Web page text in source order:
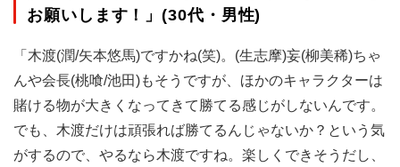
お願いします！」(30代・男性)
「木渡(潤/矢本悠馬)ですかね(笑)。(生志摩)妄(柳美稀)ちゃ
んや会長(桃喰/池田)もそうですが、ほかのキャラクターは
賭ける物が大きくなってきて勝てる感じがしないんです。
でも、木渡だけは頑張れば勝てるんじゃないか？という気
がするので、やるなら木渡ですね。楽しくできそうだし、